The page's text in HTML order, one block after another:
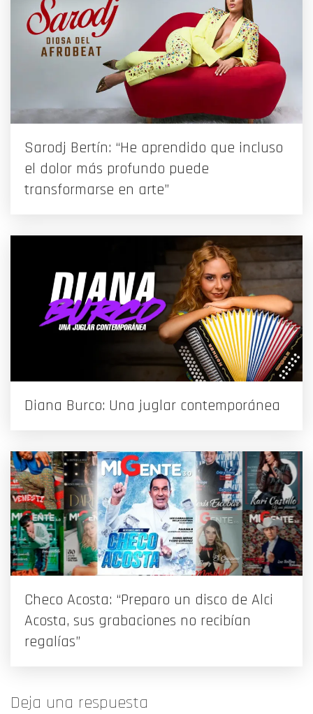
Sarodj Bertín: “He aprendido que incluso
el dolor más profundo puede
transformarse en arte”
Diana Burco: Una juglar contemporánea
Checo Acosta: “Preparo un disco de Alci
Acosta, sus grabaciones no recibían
regalías”
Deja una respuesta